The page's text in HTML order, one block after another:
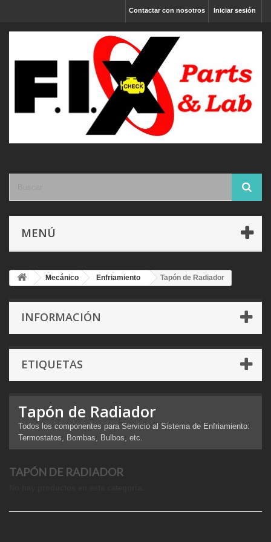
Iniciar sesión
Contactar con nosotros
MENÚ
Mecánico Enfriamiento Tapón de Radiador
INFORMACIÓN
ETIQUETAS
Tapón de Radiador
Todos los componentes para Servicio al Sistema de Enfriamiento:
Termostatos, Bombas, Bulbos, etc.
TAPÓN DE RADIADOR